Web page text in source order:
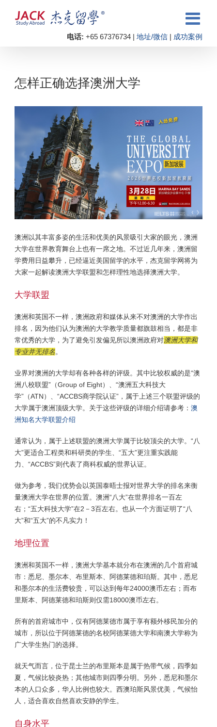
电话: +65 67376734 | 地址/微信 | 成功案例
怎样正确选择澳洲大学
澳洲以其丰富多姿的生活和优美的风景吸引大家的眼光，澳洲
大学在世界教育舞台上也有一席之地。不过近几年来，澳洲留
学费用日益攀升，已经逼近美国留学的水平，杰克留学网将为
大家一起解读澳洲大学联盟和怎样理性地选择澳洲大学。
大学联盟
澳洲和英国不一样，澳洲政府和媒体从来不对澳洲的大学作出
排名，因为他们认为澳洲的大学教学质量都旗鼓相当，都是非
常优秀的大学，为了避免引发偏见所以澳洲政府对澳洲大学和
专业并无排名。
业界对澳洲的大学却有各种各样的评级。其中比较权威的是“澳
洲八校联盟”（Group of Eight）、“澳洲五大科技大
学”（ATN）、“ACCBS商学院认证”，属于上述三个联盟评级的
大学属于澳洲顶级大学。关于这些评级的详细介绍请参考： 澳
洲知名大学联盟介绍
通常认为，属于上述联盟的澳洲大学属于比较顶尖的大学。“八
大”更适合工程类和科研类的学生、“五大”更注重实践能
力、“ACCBS”则代表了商科权威的世界认证。
做为参考，我们优势会以英国泰晤士报对世界大学的排名来衡
量澳洲大学在世界的位置。澳洲“八大”在世界排名一百左
右；“五大科技大学”在2－3百左右。也从一个方面证明了“八
大”和“五大”的不凡实力！
地理位置
澳洲和英国不一样，澳洲大学基本就分布在澳洲的几个首府城
市：悉尼、墨尔本、布里斯本、阿德莱德和珀斯。其中，悉尼
和墨尔本的生活费较贵，可以达到每年24000澳币左右；而布
里斯本、阿德莱德和珀斯则仅需18000澳币左右。
所有的首府城市中，仅有阿德莱德市属于享有额外移民加分的
城市，所以位于阿德莱德的名校阿德莱德大学和南澳大学称为
广大学生热门的选择。
就天气而言，位于昆士兰的布里斯本是属于热带气候，四季如
夏，气候比较炎热；其他城市则四季分明。另外，悉尼和墨尔
本的人口众多，华人比例也较大。西澳珀斯风景优美，气候怡
人，适合喜欢自然喜欢安静的学生。
自身水平